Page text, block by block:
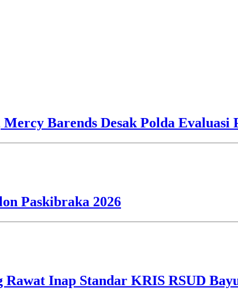
Barends Desak Polda
Paskibraka 2026
Rawat Inap Standar KRIS RSUD